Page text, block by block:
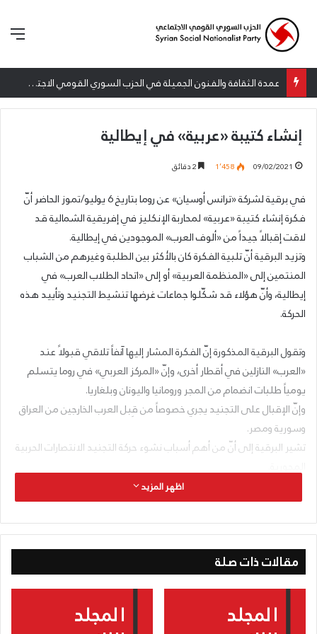
عمدة الثقافة والفنون الجميلة في الحزب السوري القومي الاجتماعي تعلن نتائج الدورة الخامسة من جائزة أنطون سعاده الأدبية
إنشاء كتيبة «عربية» في إيطالية
09/02/2021 1٬458
في برقية لشركة «ترانس أوسيان» عن روما بتاريخ 6 يوليو/تموز الحاضر أنّ
فكرة إنشاء كتيبة «عربية» لمحاربة الإنكليز في إفريقية الشمالية قد
لاقت إقبالاً جيداً من «ألوف العرب» الموجودين في إيطالية.
وتزيد البرقية أنّ تلبية الفكرة كان بالأكثر بين الطلبة وغيرهم من الشباب
المنتمين إلى «المنظمة العربية» أو إلى «اتحاد الطلاب العرب» في
إيطالية، وأنّ هؤلاء قد شكّلوا جماعات غرضها تنشيط التجنيد وتأييد هذه
الحركة.
وتقول البرقية المذكورة إنّ الفكرة المشار إليها آنفاً تلاقي قبولاً عند
«العرب» النازلين في أقطار أخرى، وإنّ «المركز العربي» في روما يتسلم
يومياً طلبات انضمام من المجر ورومانيا واليونان وبلغاريا.
وإنّ الإقبال على التجنيد يجري خصوصاً من قِبل العرب الخارجين من العراق
وسورية ومصر.
تشير البرقية إلى أنّ من أهم أسباب نشوء حركة التجنيد الانتصارات الحربية
وفي البرقية إشارة إلى ابتداء بحث القضايا المتعلقة بإنشاء الكتيبة
كمسألة القيادة، ومسألة الثوب الرسمي والمعدات والراية وما شاكل.
وإذا كانت هذه الكتيبة ستوجد فعلى مسؤولية من وجودها؟ ونذكّر الرأي
العام أنّ الحلفاء أخرجوا مثل هذه الفكرة إلى حيّز الفعل في الحرب العالمية
التجنيد، فجاءت اللجنة المعروفة بلجنة لكح ومردم، والعضو الثاني فيها
اظهر المزيد
مقالات ذات صلة